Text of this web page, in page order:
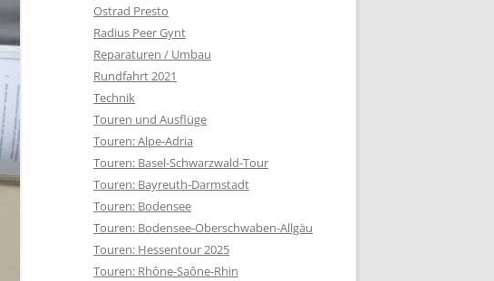
Ostrad Presto
Radius Peer Gynt
Reparaturen / Umbau
Rundfahrt 2021
Technik
Touren und Ausflüge
Touren: Alpe-Adria
Touren: Basel-Schwarzwald-Tour
Touren: Bayreuth-Darmstadt
Touren: Bodensee
Touren: Bodensee-Oberschwaben-Allgäu
Touren: Hessentour 2025
Touren: Rhône-Saône-Rhin